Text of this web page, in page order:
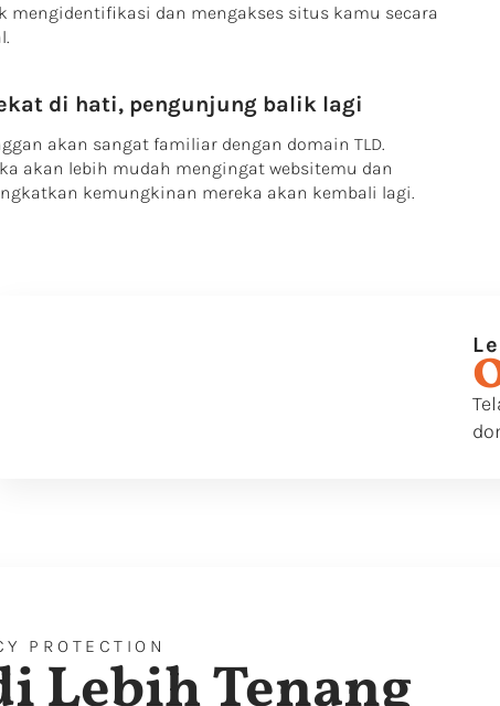
mengidentifikasi dan mengakses situs kamu secara
di hati, pengunjung balik lagi
akan sangat familiar dengan domain TLD.
akan lebih mudah mengingat websitemu dan
kemungkinan mereka akan kembali lagi.
PROTECTION